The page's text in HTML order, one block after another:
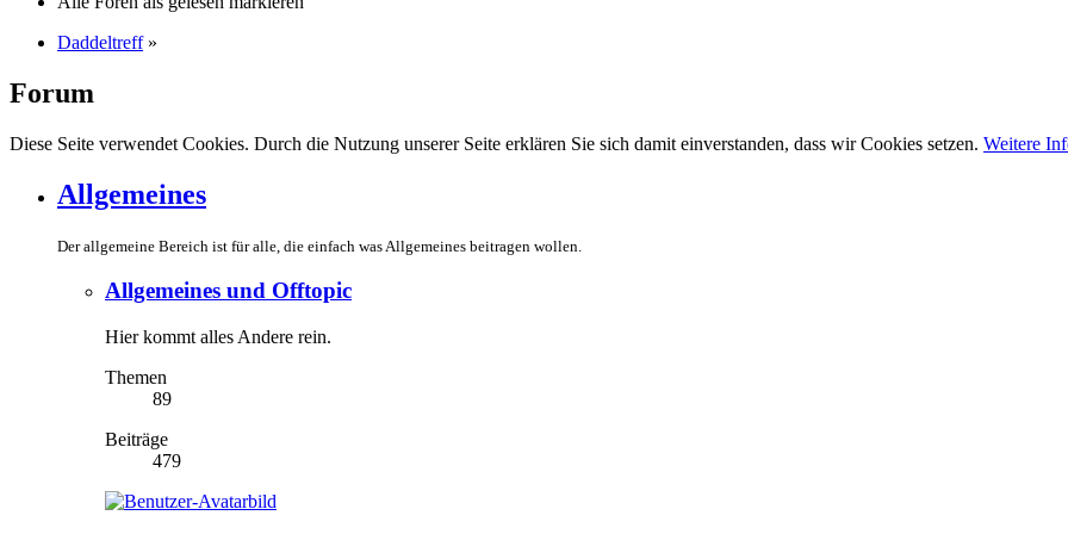
Daddeltreff »
Forum
Diese Seite verwendet Cookies. Durch die Nutzung unserer Seite erklären Sie sich damit einverstanden, dass wir Cookies setzen. Weitere
Allgemeines
Der allgemeine Bereich ist für alle, die einfach was Allgemeines beitragen wollen.
Allgemeines und Offtopic
Hier kommt alles Andere rein.
Themen
89
Beiträge
479